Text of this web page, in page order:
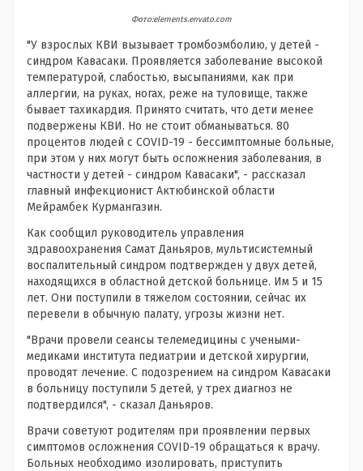
Фото:elements.envato.com
"У взрослых КВИ вызывает тромбоэмболию, у детей -
синдром Кавасаки. Проявляется заболевание высокой
температурой, слабостью, высыпаниями, как при
аллергии, на руках, ногах, реже на туловище, также
бывает тахикардия. Принято считать, что дети менее
подвержены КВИ. Но не стоит обманываться. 80
процентов людей с COVID-19 - бессимптомные больные,
при этом у них могут быть осложнения заболевания, в
частности у детей - синдром Кавасаки", - рассказал
главный инфекционист Актюбинской области
Мейрамбек Курмангазин.
Как сообщил руководитель управления
здравоохранения Самат Даньяров, мультисистемный
воспалительный синдром подтвержден у двух детей,
находящихся в областной детской больнице. Им 5 и 15
лет. Они поступили в тяжелом состоянии, сейчас их
перевели в обычную палату, угрозы жизни нет.
"Врачи провели сеансы телемедицины с учеными-
медиками института педиатрии и детской хирургии,
проводят лечение. С подозрением на синдром Кавасаки
в больницу поступили 5 детей, у трех диагноз не
подтвердился", - сказал Даньяров.
Врачи советуют родителям при проявлении первых
симптомов осложнения COVID-19 обращаться к врачу.
Больных необходимо изолировать, приступить